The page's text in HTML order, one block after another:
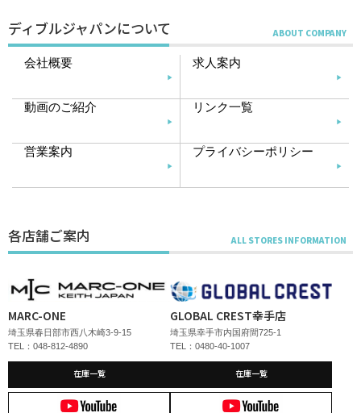
ディブルジャパンについて
会社概要 求人案内
動画のご紹介 リンク一覧
営業案内 プライバシーポリシー
各店舗ご案内
MARC-ONE
埼玉県春日部市西八木崎3-9-15
TEL：048-812-4890
在庫一覧
GLOBAL CREST幸手店
埼玉県幸手市内国府間725-1
TEL：0480-40-1007
在庫一覧